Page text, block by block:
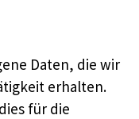
Daten, die wir
erhalten.
für die